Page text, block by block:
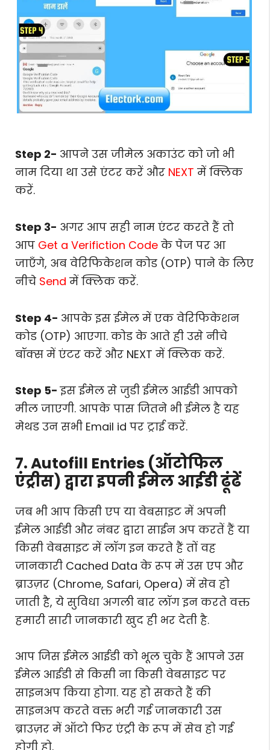
Step 2- आपने उस जीमेल अकाउंट को जो भी
नाम दिया था उसे एंटर करें और NEXT में क्लिक
करें.
Step 3- अगर आप सही नाम एंटर करते हैं तो
आप Get a Verifiction Code के पेज पर आ
जाएँगे, अब वेरिफिकेशन कोड (OTP) पाने के लिए
नीचे Send में क्लिक करें.
Step 4- आपके इस ईमेल में एक वेरिफिकेशन
कोड (OTP) आएगा. कोड के आते ही उसे नीचे
बॉक्स में एंटर करें और NEXT में क्लिक करें.
Step 5-इस ईमेल से जुडी ईमेल आईडी आपको
मील जाएगी. आपके पास जितने भी ईमेल है यह
मेथड उन सभी Email id पर ट्राई करें.
7. Autofill Entries (ऑटोफिल
एंट्रीस) द्वारा इपनी ईमेल आईडी ढूंढें
जब भी आप किसी एप या वेबसाइट में अपनी
ईमेल आईडी और नंबर द्वारा साईन अप करतें हैं या
किसी वेबसाइट में लॉग इन करते हैं तों वह
जानकारी Cached Data के रूप में उस एप और
ब्राउज़र (Chrome, Safari, Opera) में सेव हो
जाती है, ये सुविधा अगली बार लॉग इन करते वक्त
हमारी सारी जानकारी खुद ही भर देती है.
आप जिस ईमेल आईडी को भूल चुके हैं आपने उस
ईमेल आईडी से किसी ना किसी वेबसाइट पर
साइनअप किया होगा. यह हो सकते हैं की
साइनअप करते वक्त भरी गई जानकारी उस
ब्राउज़र में ऑटो फिर एंट्री के रूप में सेव हो गई
होगी हो.